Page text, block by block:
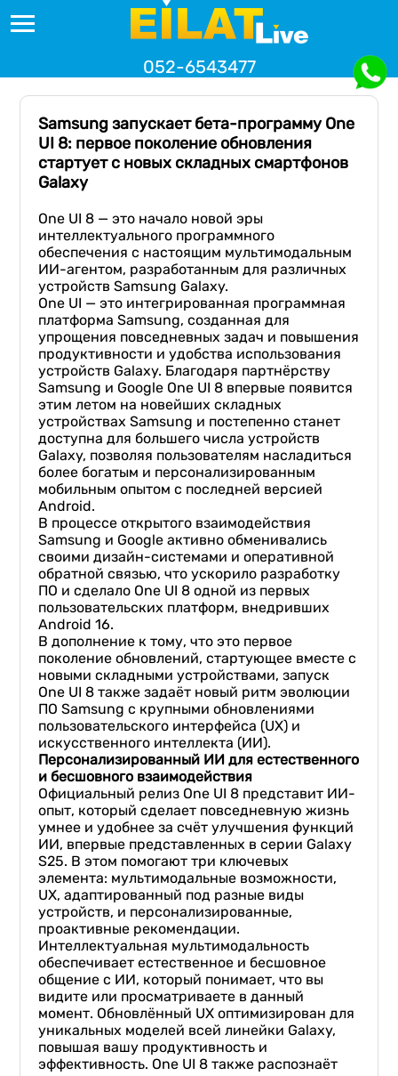
052-6543477
Samsung запускает бета-программу One
UI 8: первое поколение обновления
стартует с новых складных смартфонов
Galaxy
One UI 8 — это начало новой эры
интеллектуального программного
обеспечения с настоящим мультимодальным
ИИ-агентом, разработанным для различных
устройств Samsung Galaxy.
One UI — это интегрированная программная
платформа Samsung, созданная для
упрощения повседневных задач и повышения
продуктивности и удобства использования
устройств Galaxy. Благодаря партнёрству
Samsung и Google One UI 8 впервые появится
этим летом на новейших складных
устройствах Samsung и постепенно станет
доступна для большего числа устройств
Galaxy, позволяя пользователям насладиться
более богатым и персонализированным
мобильным опытом с последней версией
Android.
В процессе открытого взаимодействия
Samsung и Google активно обменивались
своими дизайн-системами и оперативной
обратной связью, что ускорило разработку
ПО и сделало One UI 8 одной из первых
пользовательских платформ, внедривших
Android 16.
В дополнение к тому, что это первое
поколение обновлений, стартующее вместе с
новыми складными устройствами, запуск
One UI 8 также задаёт новый ритм эволюции
ПО Samsung с крупными обновлениями
пользовательского интерфейса (UX) и
искусственного интеллекта (ИИ).
Персонализированный ИИ для естественного
и бесшовного взаимодействия
Официальный релиз One UI 8 представит ИИ-
опыт, который сделает повседневную жизнь
умнее и удобнее за счёт улучшения функций
ИИ, впервые представленных в серии Galaxy
S25. В этом помогают три ключевых
элемента: мультимодальные возможности,
UX, адаптированный под разные виды
устройств, и персонализированные,
проактивные рекомендации.
Интеллектуальная мультимодальность
обеспечивает естественное и бесшовное
общение с ИИ, который понимает, что вы
видите или просматриваете в данный
момент. Обновлённый UX оптимизирован для
уникальных моделей всей линейки Galaxy,
повышая вашу продуктивность и
эффективность. One UI 8 также распознаёт